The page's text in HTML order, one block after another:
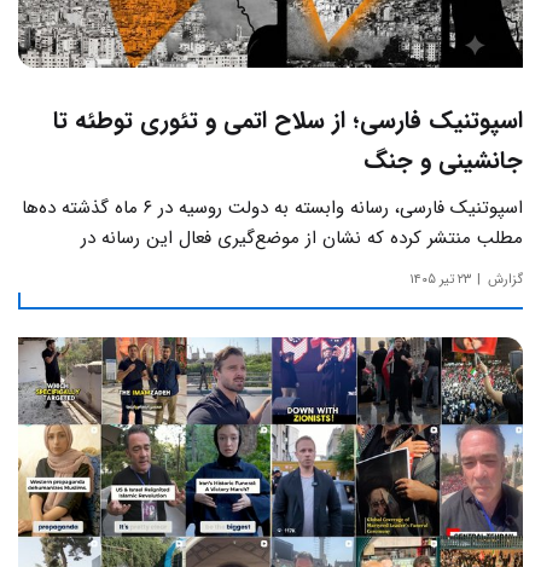
اسپوتنیک فارسی؛ از سلاح اتمی و تئوری توطئه تا
جانشینی و جنگ
اسپوتنیک فارسی، رسانه وابسته به دولت روسیه در ۶ ماه گذشته ده‌ها
مطلب منتشر کرده که نشان از موضع‌گیری فعال این رسانه‌ در
حساس‌ترین مسائل چالش‌های داخلی ایران دارد.
گزارش ۲۳ تیر ۱۴۰۵